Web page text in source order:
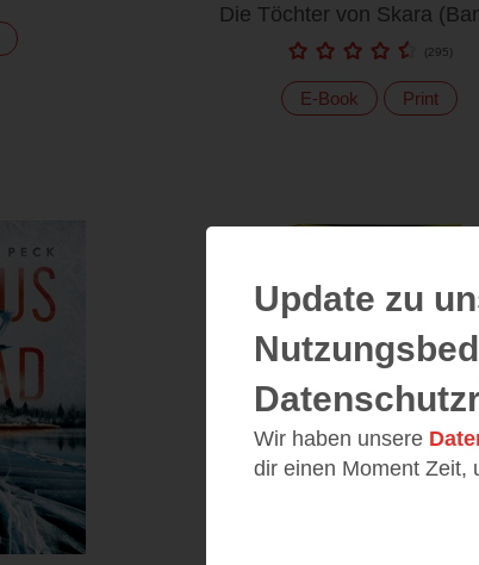
Die Töchter von Skara
(295)
E-Book Print
Update zu
Wir haben unsere
dir einen Moment Zeit,